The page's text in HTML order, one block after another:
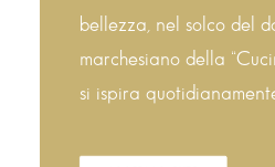
bellezza, nel solco del
marchesiano della
si ispira